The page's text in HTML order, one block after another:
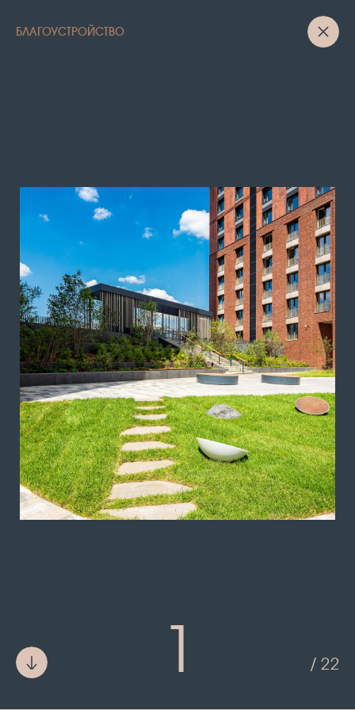
БЛАГОУСТРОЙСТВО
1 / 22